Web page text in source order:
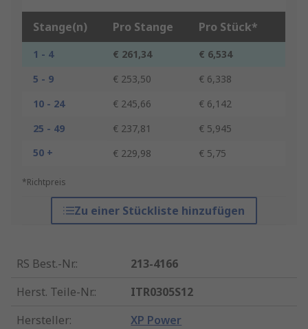
Stange(n) Pro Stange Pro Stück*
1 - 4 € 261,34
€ 6,534
5 - 9
€ 253,50
€ 6,338
10 - 24
€ 245,66
€ 6,142
25 - 49
€ 237,81
€ 5,945
50 +
€ 229,98 € 5,75
*Richtpreis
Zu einer Stückliste hinzufügen
RS Best.-Nr.:
213-4166
Herst. Teile-Nr.:
ITR0305S12
Hersteller: XP Power